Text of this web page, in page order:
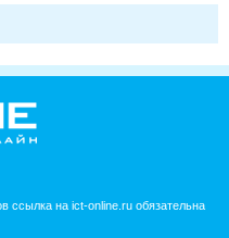
ссылка на ict-online.ru обязательна